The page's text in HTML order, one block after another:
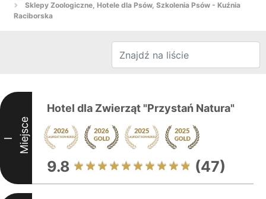
Sklepy Zoologiczne, Hotele dla Psów, Szkolenia Psów - Kuźnia
Raciborska
I Miejsce
Hotel dla Zwierząt "Przystań Natura"
9.8 (47)